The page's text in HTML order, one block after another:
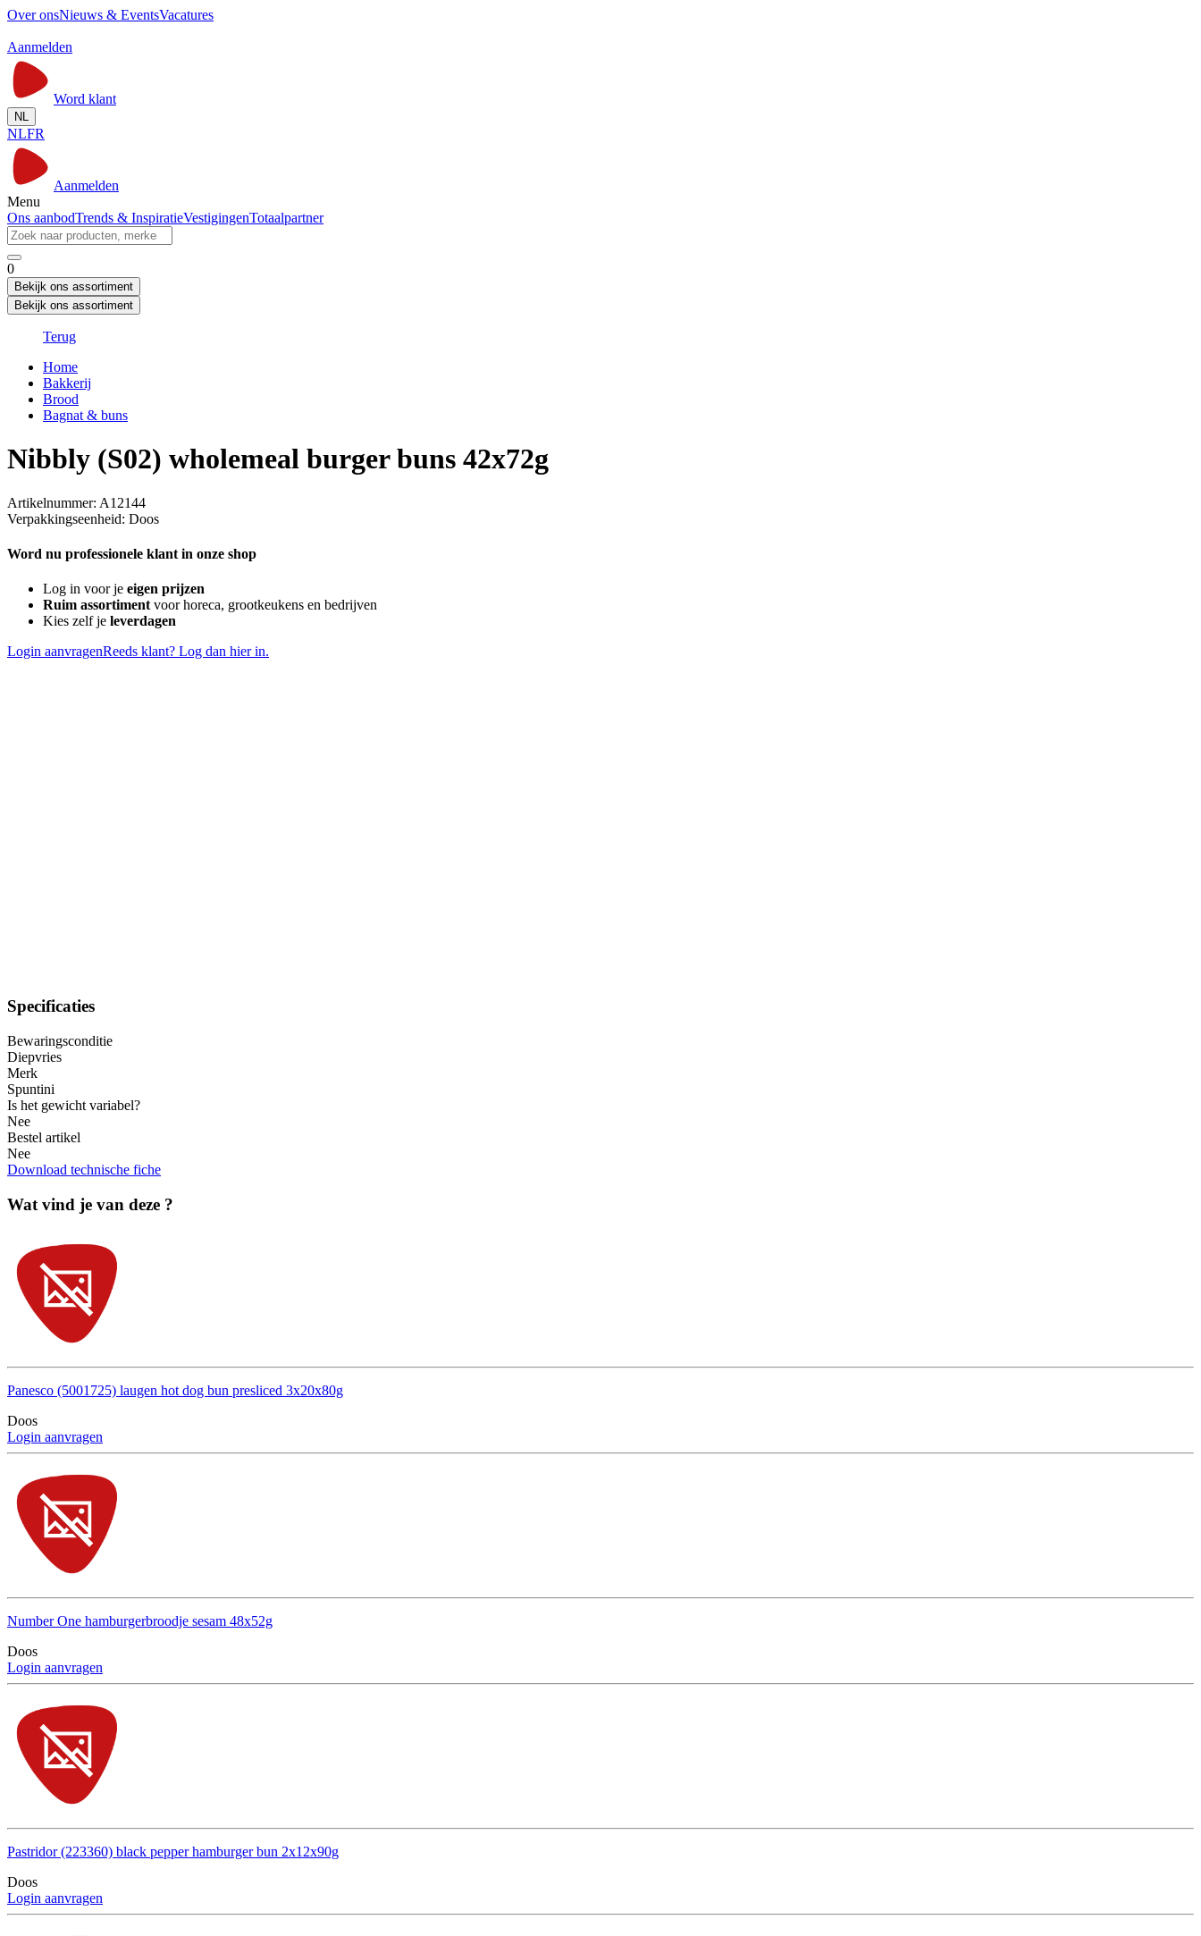
Over onsNieuws & EventsVacatures
Aanmelden
Word klant
NL
NLFR
Aanmelden
Menu
Ons aanbodTrends & InspiratieVestigingenTotaalpartner
0
Bekijk ons assortiment
Bekijk ons assortiment
Terug
Home
Bakkerij
Brood
Bagnat & buns
Nibbly (S02) wholemeal burger buns 42x72g
Artikelnummer: A12144
Verpakkingseenheid: Doos
Word nu professionele klant in onze shop
Log in voor je eigen prijzen
Ruim assortimentvoor horeca, grootkeukens en bedrijven
Kies zelf je leverdagen
Login aanvragenReeds klant? Log dan hier in.
Specificaties
Bewaringsconditie
Diepvries
Merk
Spuntini
Is het gewicht variabel?
Nee
Bestel artikel
Nee
Download technische fiche
Wat vind je van deze ?
Panesco (5001725) laugen hot dog bun presliced 3x20x80g
Doos
Login aanvragen
Number One hamburgerbroodje sesam 48x52g
Doos
Login aanvragen
Pastridor (223360) black pepper hamburger bun 2x12x90g
Doos
Login aanvragen